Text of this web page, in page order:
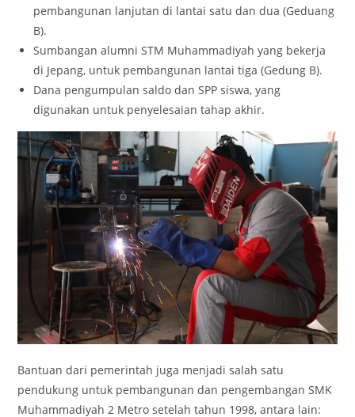
pembangunan lanjutan di lantai satu dan dua (Geduang
B).
Sumbangan alumni STM Muhammadiyah yang bekerja
di Jepang, untuk pembangunan lantai tiga (Gedung B).
Dana pengumpulan saldo dan SPP siswa, yang
digunakan untuk penyelesaian tahap akhir.
Bantuan dari pemerintah juga menjadi salah satu
pendukung untuk pembangunan dan pengembangan SMK
Muhammadiyah 2 Metro setelah tahun 1998, antara lain: